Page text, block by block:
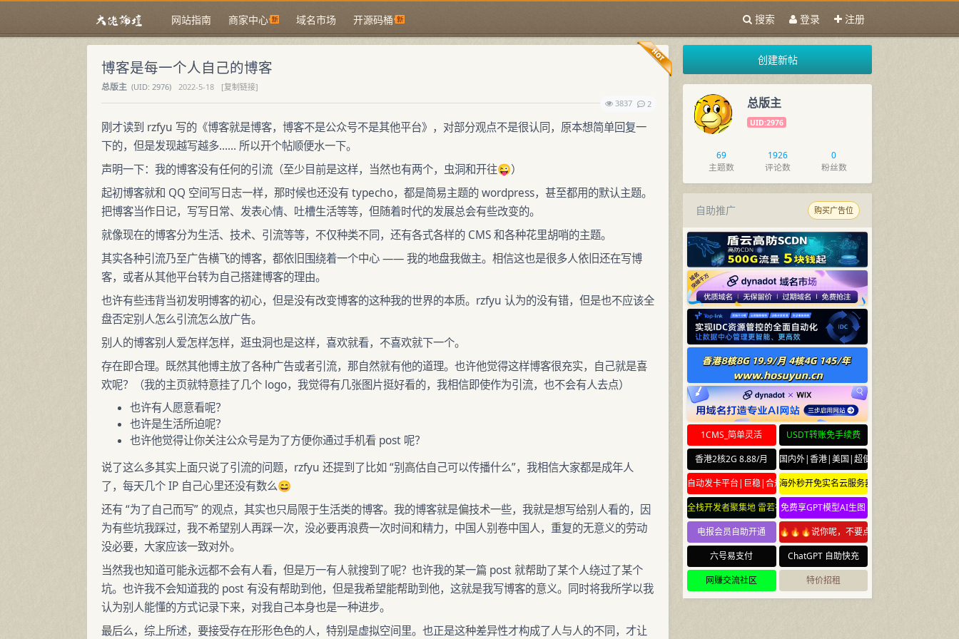
网站指南 商家中心 域名市场 开源码桶 搜索 登录 注册
博客是每一个人自己的博客
总版主 (UID: 2976) 2022-5-18
[复制链接]
3837
2
刚才读到 rzfyu 写的《博客就是博客，博客不是公众号不是其他平台》，对部分观点不是很认同，原本想简单回复一
下的，但是发现越写越多…… 所以开个帖顺便水一下。
声明一下：我的博客没有任何的引流（至少目前是这样，当然也有两个，虫洞和开往😜）
起初博客就和 QQ 空间写日志一样，那时候也还没有 typecho，都是简易主题的 wordpress，甚至都用的默认主题。
把博客当作日记，写写日常、发表心情、吐槽生活等等，但随着时代的发展总会有些改变的。
就像现在的博客分为生活、技术、引流等等，不仅种类不同，还有各式各样的 CMS 和各种花里胡哨的主题。
其实各种引流乃至广告横飞的博客，都依旧围绕着一个中心 —— 我的地盘我做主。相信这也是很多人依旧还在写博
客，或者从其他平台转为自己搭建博客的理由。
也许有些违背当初发明博客的初心，但是没有改变博客的这种我的世界的本质。rzfyu 认为的没有错，但是也不应该全
盘否定别人怎么引流怎么放广告。
别人的博客别人爱怎样怎样，逛虫洞也是这样，喜欢就看，不喜欢就下一个。
存在即合理。既然其他博主放了各种广告或者引流，那自然就有他的道理。也许他觉得这样博客很充实，自己就是喜
欢呢？（我的主页就特意挂了几个 logo，我觉得有几张图片挺好看的，我相信即使作为引流，也不会有人去点）
也许有人愿意看呢？
也许是生活所迫呢？
也许他觉得让你关注公众号是为了方便你通过手机看 post 呢？
说了这么多其实上面只说了引流的问题，rzfyu 还提到了比如 “别高估自己可以传播什么”，我相信大家都是成年人
了，每天几个 IP 自己心里还没有数么😄
还有 “为了自己而写” 的观点，其实也只局限于生活类的博客。我的博客就是偏技术一些，我就是想写给别人看的，因
为有些坑我踩过，我不希望别人再踩一次，没必要再浪费一次时间和精力，中国人别卷中国人，重复的无意义的劳动
没必要，大家应该一致对外。
当然我也知道可能永远都不会有人看，但是万一有人就搜到了呢？也许我的某一篇 post 就帮助了某个人绕过了某个
坑。也许我不会知道我的 post 有没有帮助到他，但是我希望能帮助到他，这就是我写博客的意义。同时将我所学以我
认为别人能懂的方式记录下来，对我自己本身也是一种进步。
最后么，综上所述，要接受存在形形色色的人，特别是虚拟空间里。也正是这种差异性才构成了人与人的不同，才让
创建新帖
总版主
UID:2976
69
主题数
1926
评论数
0
粉丝数
自助推广 购买广告位
1CMS_简单灵活
USDT转账免手续费
香港2核2G 8.88/月
国内外|香港|美国|超便宜云服务器
自动发卡平台|巨稳|合规海外秒开免实名云服务器
全栈开发者聚集地 雷若社区 leiruo.com
免费享GPT模型AI生图
电报会员自助开通
🔥🔥🔥说你呢，不要点🔥🔥🔥
六号易支付
ChatGPT 自助快充
网赚交流社区
特价招租